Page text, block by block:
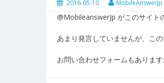
2016-05-10 MobileAnswerJp
@MobileanswerJp がこのサイト
あまり発言していませんが、こ
お問い合わせフォームもありま